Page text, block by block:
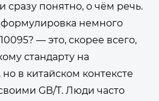
сразу понятно, о чём речь.
формулировка немного
— это, скорее всего,
стандарту на
в китайском контексте
GB/T. Люди часто